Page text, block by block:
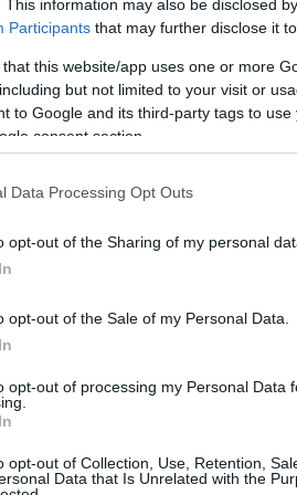
This information may also be disclosed
Participants that may further disclose it
that this website/app uses one or more
but not limited to your visit or
to Google and its third-party tags to
consent section.
Data Processing Opt Outs
opt-out of the Sharing of my personal
opt-out of the Sale of my Personal Data.
opt-out of processing my Personal Data
opt-out of Collection, Use, Retention,
Data that Is Unrelated with the
adottságaihoz; nincsenek
on is!
ésiOS-re!
működését!